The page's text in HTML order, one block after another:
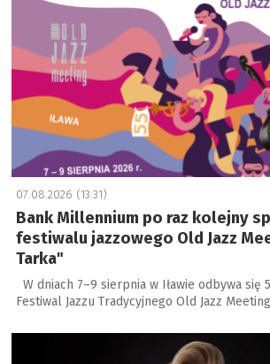
07.08.2026 (13:31)
Bank Millennium po raz kolejny
festiwalu jazzowego Old Jazz
Tarka"
W dniach 7–9 sierpnia w Iławie odbywa się
Festiwal Jazzu Tradycyjnego Old Jazz
a